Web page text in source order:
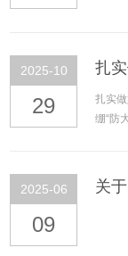
2025-10
29
扎
扎实
绷“防
2025-06
09
关